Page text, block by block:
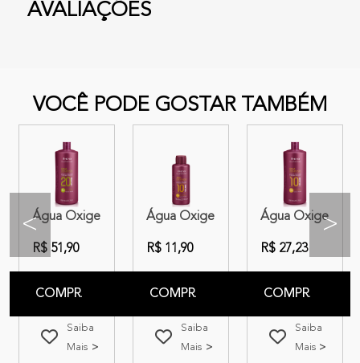
AVALIAÇÕES
VOCÊ PODE GOSTAR TAMBÉM
<
75ml
Intensy 20 volumes 75ml
Cremosa Amend Color Intensy 40 volumes 950ml
Água Oxigenada Cremosa Amend Color Intensy 20
R$ 51,90
COMPRAR
Saiba
Mais
Água Oxigenada Cremosa Amend
R$ 11,90
COMPRAR
Saiba
Mais
Água Oxigenada
R$ 27,23
COMPRAR
Saiba
Mais
>